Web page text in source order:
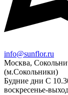
info@sunflor.ru
Москва,
(м.Сокольники)
Будние дни C
воскресенье-